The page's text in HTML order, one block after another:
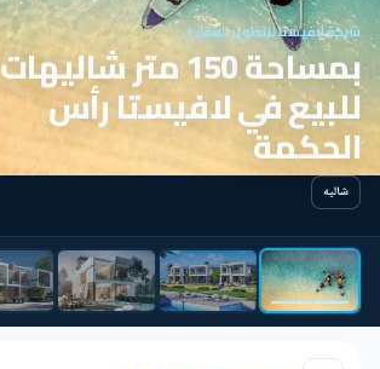
شركة لافيستا للتطوير العقاري
بمساحة 150 متر شاليهات
للبيع في لافيستا رأس
الحكمة
شاليه